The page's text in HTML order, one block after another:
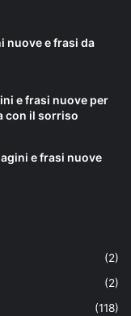
nuove e frasi da
e frasi nuove per
con il sorriso
e frasi nuove
(2)
(2)
(118)